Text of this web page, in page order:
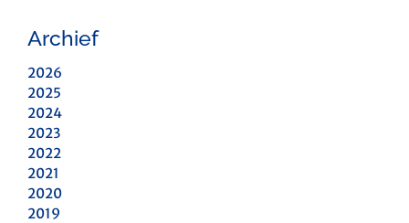
Archief
2026
2025
2024
2023
2022
2021
2020
2019